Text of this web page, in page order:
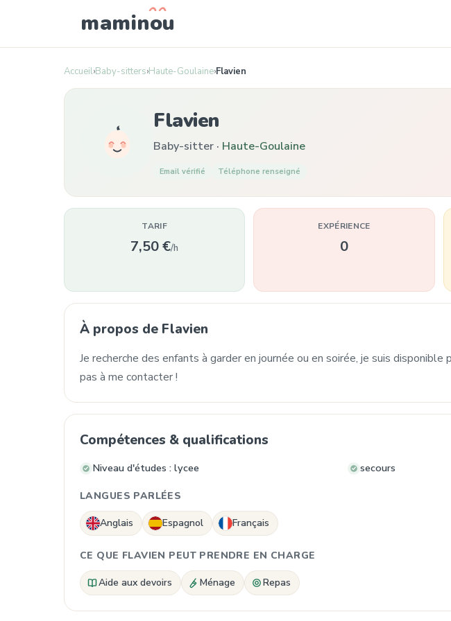
maminou
Accueil›Baby-sitters›Haute-Goulaine›Flavien
Flavien
Baby-sitter · Haute-Goulaine
Email vérifié Téléphone renseigné
TARIF
7,50 €/h
EXPÉRIENCE
0
À propos de Flavien
Je recherche des enfants à garder en journée ou en soirée, je suis
pas à me contacter !
Compétences & qualifications
Niveau d'études : lycee secours
LANGUES PARLÉES
Anglais Espagnol Français
CE QUE FLAVIEN PEUT PRENDRE EN CHARGE
Aide aux devoirs Ménage Repas